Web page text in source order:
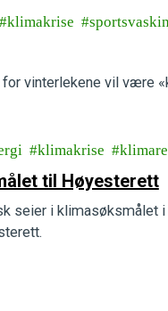
klimakrise
vinterlekene vil være
klimakrise
til Høyesterett
seier i klimasøksmålet